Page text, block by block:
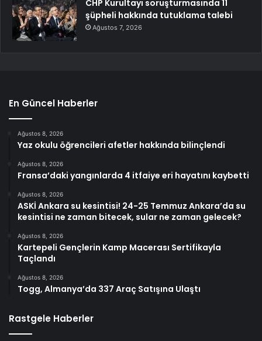
CHP Kurultayı soruşturmasında 11
şüpheli hakkında tutuklama talebi
Ağustos 7, 2026
En Güncel Haberler
Ağustos 8, 2026
Yaz okulu öğrencileri afetler hakkında bilinçlendi
Ağustos 8, 2026
Fransa’daki yangınlarda 4 itfaiye eri hayatını kaybetti
Ağustos 8, 2026
ASKİ Ankara su kesintisi! 24-25 Temmuz Ankara’da su
kesintisi ne zaman bitecek, sular ne zaman gelecek?
Ağustos 8, 2026
Kartepeli Gençlerin Kamp Macerası Sertifikayla
Taçlandı
Ağustos 8, 2026
Togg, Almanya’da 337 Araç Satışına Ulaştı
Rastgele Haberler